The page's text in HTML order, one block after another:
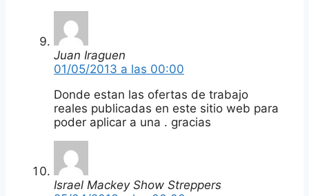
Juan Iraguen
01/05/2013 a las 00:00
Donde estan las ofertas de trabajo
reales publicadas en este sitio web para
poder aplicar a una . gracias
Israel Mackey Show Streppers